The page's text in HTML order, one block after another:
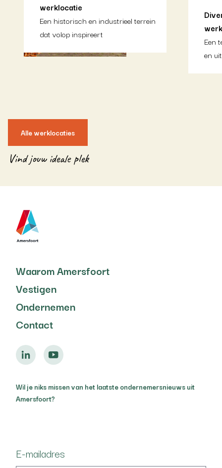
werklocatie
Een historisch en industrieel terrein
dat volop inspireert
Een
en
Alle werklocaties
Vind jouw ideale plek
Waarom Amersfoort
Vestigen
Ondernemen
Contact
Wil je niks missen van het laatste ondernemersnieuws uit
Amersfoort?
E-mailadres